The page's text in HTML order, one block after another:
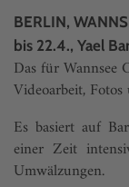
BERLIN,
bis 22.4., Yael
Das für Wannsee
Videoarbeit,
Es basiert auf
einer Zeit
Umwälzungen.